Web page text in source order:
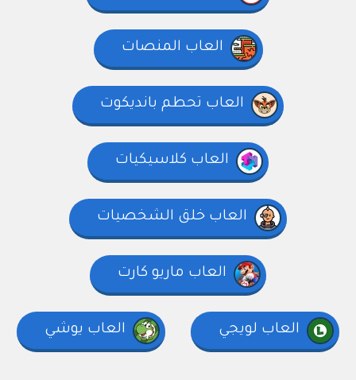
العاب المنصات
العاب تحطم بانديكوت
العاب كلاسيكيات
العاب خلق الشخصيات
العاب ماريو كارت
العاب لويجي العاب يوشي